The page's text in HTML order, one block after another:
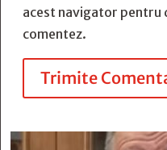
acest navigator pentru
comentez.
Trimite